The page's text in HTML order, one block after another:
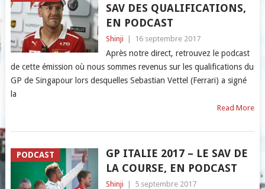
SAV DES QUALIFICATIONS,
EN PODCAST
Shinji 16 septembre 2017
Après notre direct, retrouvez le podcast
de cette émission où nous sommes revenus sur les qualifications du
GP de Singapour lors desquelles Sebastian Vettel (Ferrari) a signé
la
Read More
PODCAST
GP ITALIE 2017 – LE SAV DE
LA COURSE, EN PODCAST
Shinji 5 septembre 2017